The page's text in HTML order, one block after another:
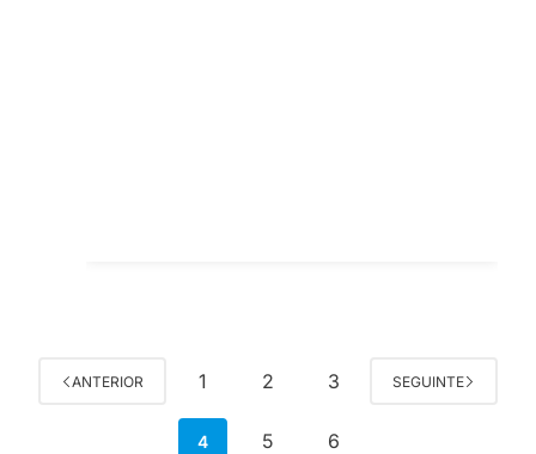
ANTERIOR 1 2 3
4 5 6
SEGUINTE